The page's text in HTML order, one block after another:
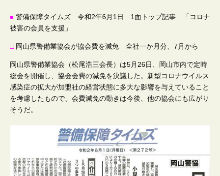
■ 警備保障タイムズ 令和2年6月1日 1面トップ記事 「コロナ
被害の会員を支援」
□岡山県警備業協会が協会費を減免 全社一か月分、7月から
岡山県警備業協会（松尾浩三会長）は5月26日、岡山市内で定時
総会を開催し、協会会費の減免を決議した。新型コロナウイルス
感染症の拡大が加盟社の経営状態に多大な影響を与えていること
を考慮したもので、会費減免の動きは今後、他の協会にも広がり
そうだ。